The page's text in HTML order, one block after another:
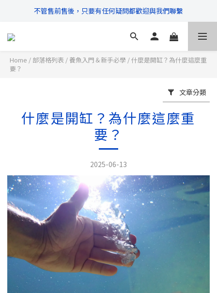
\ 超商滿$399免運!宅配滿$666免運 /
不管售前售後，只要有任何疑問都歡迎與我們聯繫
\ 超商滿$399免運!宅配滿$666免運 /
Home / 部落格列表 / 養魚入門＆新手必學 /什麼是開缸？為什麼這麼重
要？
文章分類
什麼是開缸？為什麼這麼重
要？
2025-06-13